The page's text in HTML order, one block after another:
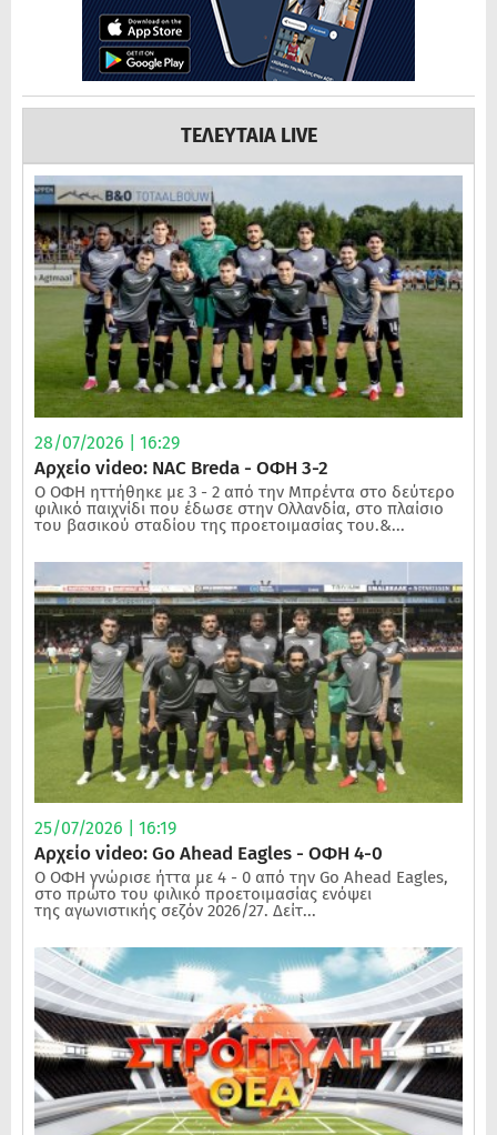
ΤΕΛΕΥΤΑΙΑ LIVE
28/07/2026 | 16:29
Αρχείο video: NAC Breda - ΟΦΗ 3-2
Ο ΟΦΗ ηττήθηκε με 3 - 2 από την Μπρέντα στο δεύτερο
φιλικό παιχνίδι που έδωσε στην Ολλανδία, στο πλαίσιο
του βασικού σταδίου της προετοιμασίας του.&...
25/07/2026 | 16:19
Αρχείο video: Go Ahead Eagles - ΟΦΗ 4-0
Ο ΟΦΗ γνώρισε ήττα με 4 - 0 από την Go Ahead Eagles,
στο πρώτο του φιλικό προετοιμασίας ενόψει
της αγωνιστικής σεζόν 2026/27. Δείτ...